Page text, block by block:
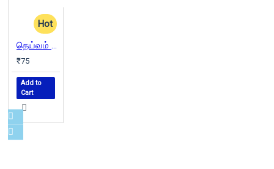
Hot
தெய்வம் என்பதோர்
₹75
Add to
Cart